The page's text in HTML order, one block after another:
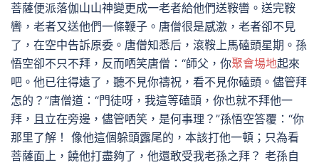
菩薩便派落伽山山神變更成一老者給他們送鞍轡。送完鞍
轡，老者又送他們一條鞭子。唐僧很是感激，老者卻不見
了，在空中告訴原委。唐僧知悉后，滾鞍上馬磕頭星期。孫
悟空卻不只不拜，反而哂笑唐僧：“師父，你聚會場地起來
吧。他已往得遠了，聽不見你禱祝，看不見你磕頭。儘管拜
怎的？”唐僧道：“門徒呀，我這等磕頭，你也就不拜他一
拜，且立在旁邊，儘管哂笑，是何事理？”孫悟空答覆：“你
那里了解！ 像他這個躲頭露尾的，本該打他一頓；只為看
菩薩面上，饒他打盡夠了，他還敢受我老孫之拜？ 老孫自